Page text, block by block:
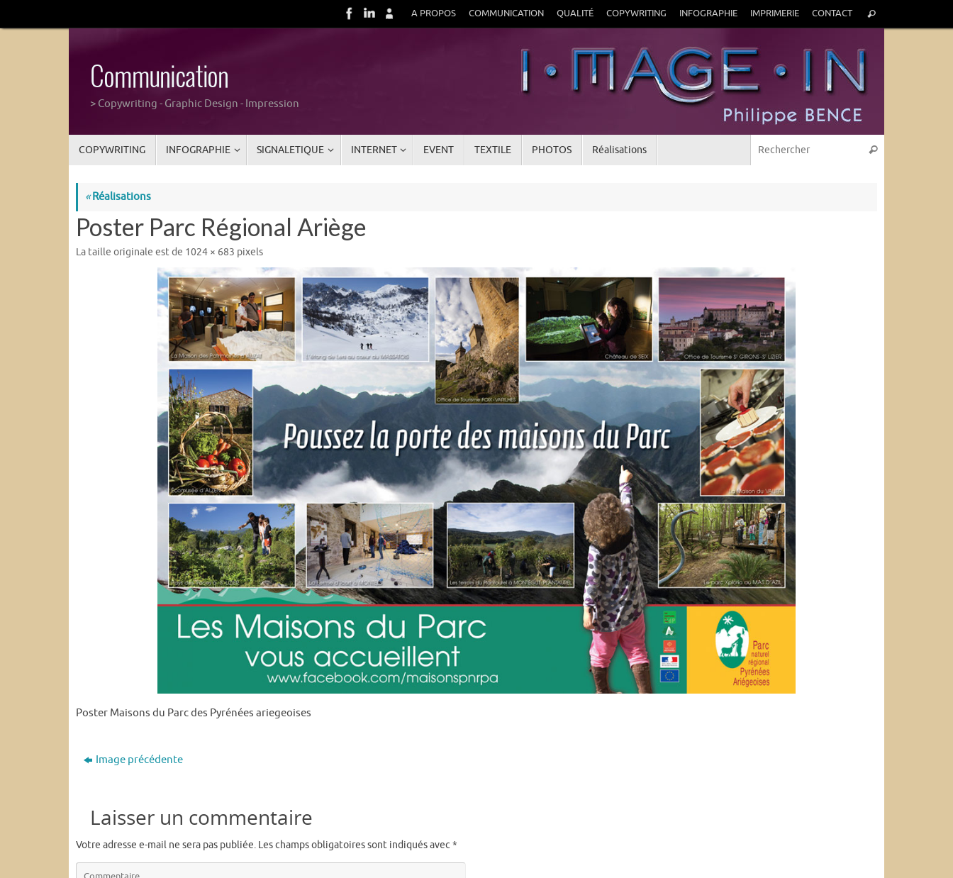
au
A PROPOS COMMUNICATION QUALITÉ COPYWRITING INFOGRAPHIE IMPRIMERIE CONTACT
pour
Rechercher
Communication
> Copywriting - Graphic Design - Impression
COPYWRITING INFOGRAPHIE SIGNALETIQUE INTERNET EVENT TEXTILE PHOTOS Réalisations Rechercher
«Réalisations
Poster Parc Régional Ariège
La taille originale est de 1024 × 683 pixels
Poster Maisons du Parc des Pyrénées ariegeoises
Image précédente
Laisser un commentaire
Votre adresse e-mail ne sera pas publiée. Les champs obligatoires sont indiqués avec*